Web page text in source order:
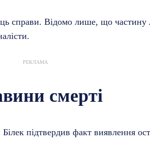
справи. Відомо лише, що частину
РЕКЛАМА
смерті
підтвердив факт виявлення